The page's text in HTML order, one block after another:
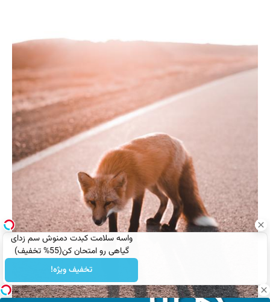
واسه سلامت کبدت دمنوش سم زدای
گیاهی رو امتحان کن(55% تخفیف)
تخفیف ویژه!